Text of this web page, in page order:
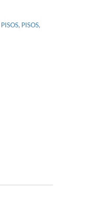
PISOS, PISOS,